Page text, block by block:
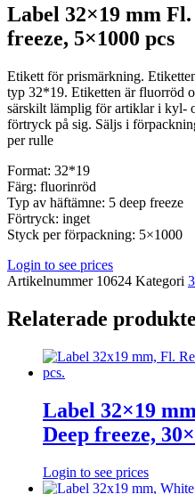
Label 32×19 mm Fl.
freeze, 5×1000 pcs
Etikett för prismärkning.
typ 32*19. Etiketten är fluorröd
särskilt lämplig för artiklar i kyl-
förtryck på sig. Säljs i
per rulle
Format: 32*19
Färg: fluorinröd
Typ av häftämne: 5 deep freeze
Förtryck: inget
Styck per förpackning: 5×1000
Login to see prices
Artikelnummer 10624 Kategori
Relaterade
Label 32×19
Deep freeze,
Login to see prices